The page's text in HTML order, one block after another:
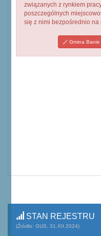
związanych z rynkiem
poszczególnych
się z nimi bezpośrednio
Gmina Banie
STAN REJESTRU
(Źródło: GUS, 31.XII.2024)